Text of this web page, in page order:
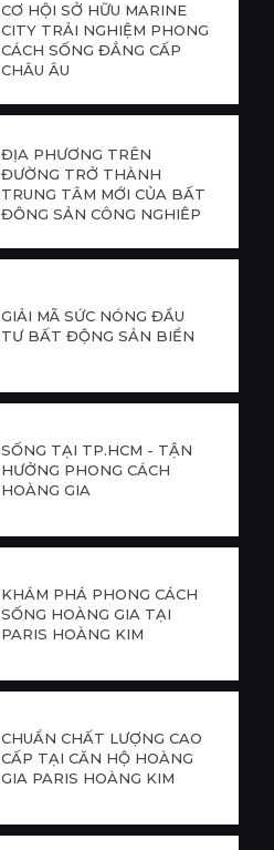
CƠ HỘI SỞ HỮU MARINE
CITY TRẢI NGHIỆM PHONG
CÁCH SỐNG ĐẲNG CẤP
CHÂU ÂU
ĐỊA PHƯƠNG TRÊN
ĐƯỜNG TRỞ THÀNH
TRUNG TÂM MỚI CỦA BẤT
ĐỘNG SẢN CÔNG NGHIỆP
GIẢI MÃ SỨC NÓNG ĐẦU
TƯ BẤT ĐỘNG SẢN BIỂN
SỐNG TẠI TP.HCM - TẬN
HƯỞNG PHONG CÁCH
HOÀNG GIA
KHÁM PHÁ PHONG CÁCH
SỐNG HOÀNG GIA TẠI
PARIS HOÀNG KIM
CHUẨN CHẤT LƯỢNG CAO
CẤP TẠI CĂN HỘ HOÀNG
GIA PARIS HOÀNG KIM